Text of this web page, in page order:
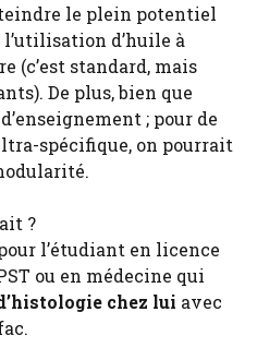
le plein potentiel
l’utilisation d’huile à
(c’est standard, mais
De plus, bien que
; pour de
spécifique, on pourrait
?
l’étudiant en licence
ou en médecine qui
chez lui avec